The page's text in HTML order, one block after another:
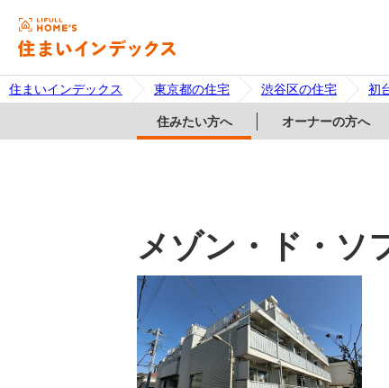
住まいインデックス 東京都の住宅 渋谷区の住宅 初
住みたい方へ オーナーの方へ
メゾン・ド・ソ